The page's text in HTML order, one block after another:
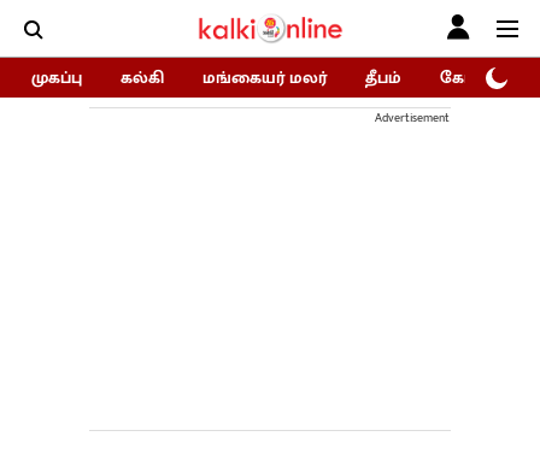
முகப்பு கல்கி மங்கையர் மலர் தீபம் கோகுலம்/
Advertisement